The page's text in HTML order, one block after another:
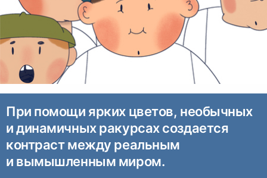
При помощи ярких цветов, необычных
и динамичных ракурсах создается
контраст между реальным
и вымышленным миром.